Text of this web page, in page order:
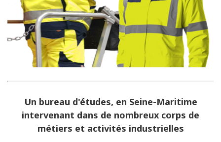
Un bureau d'études, en Seine-Maritime
intervenant dans de nombreux corps de
métiers et activités industrielles